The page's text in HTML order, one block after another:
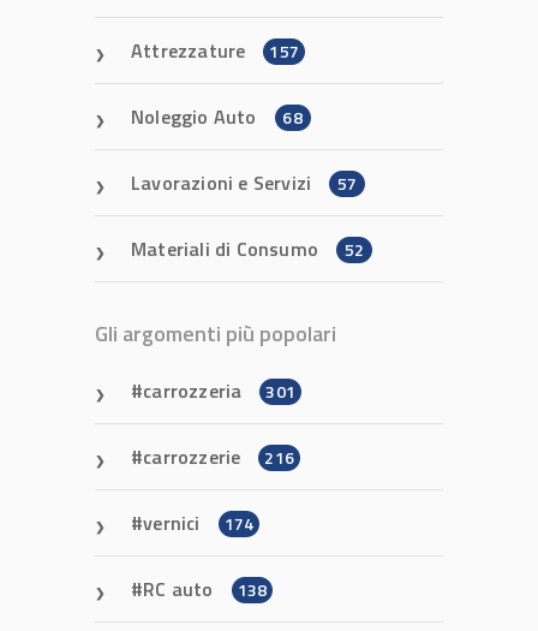
Attrezzature 157
Noleggio Auto 68
Lavorazioni e Servizi 57
Materiali di Consumo 52
Gli argomenti più popolari
carrozzeria 301
carrozzerie 216
vernici 174
RC auto 138